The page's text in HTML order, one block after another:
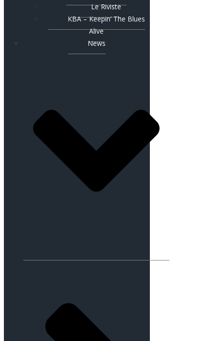
Le Riviste
KBA – Keepin’ The Blues
Alive
News